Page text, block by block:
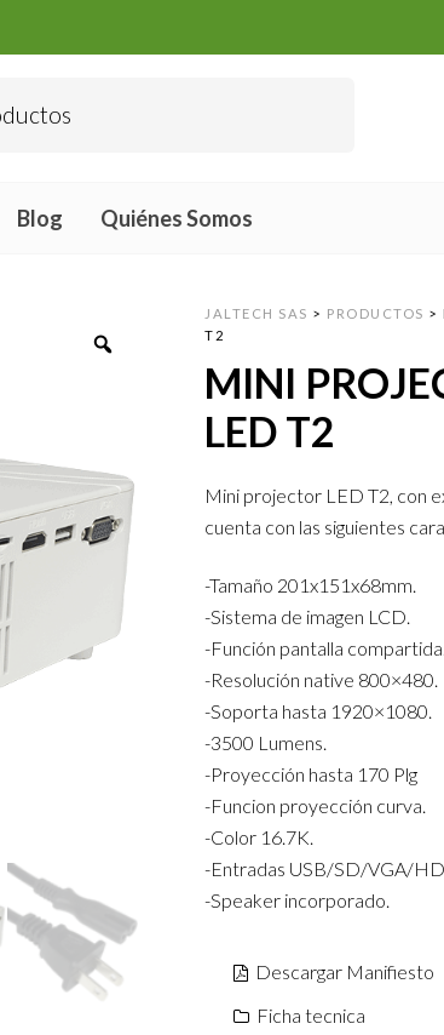
Blog Quiénes Somos
JALTECH SAS > PRODUCTOS >
T2
MINI
LED T2
Mini projector LED T2, con
cuenta con las siguientes
-Tamaño 201x151x68mm.
-Sistema de imagen LCD.
-Función pantalla compartida.
-Resolución native 800×480.
-Soporta hasta 1920×1080.
-3500 Lumens.
-Proyección hasta 170 Plg
-Funcion proyección curva.
-Color 16.7K.
-Entradas USB/SD/VGA/
-Speaker incorporado.
Descargar Manifiesto
Ficha tecnica